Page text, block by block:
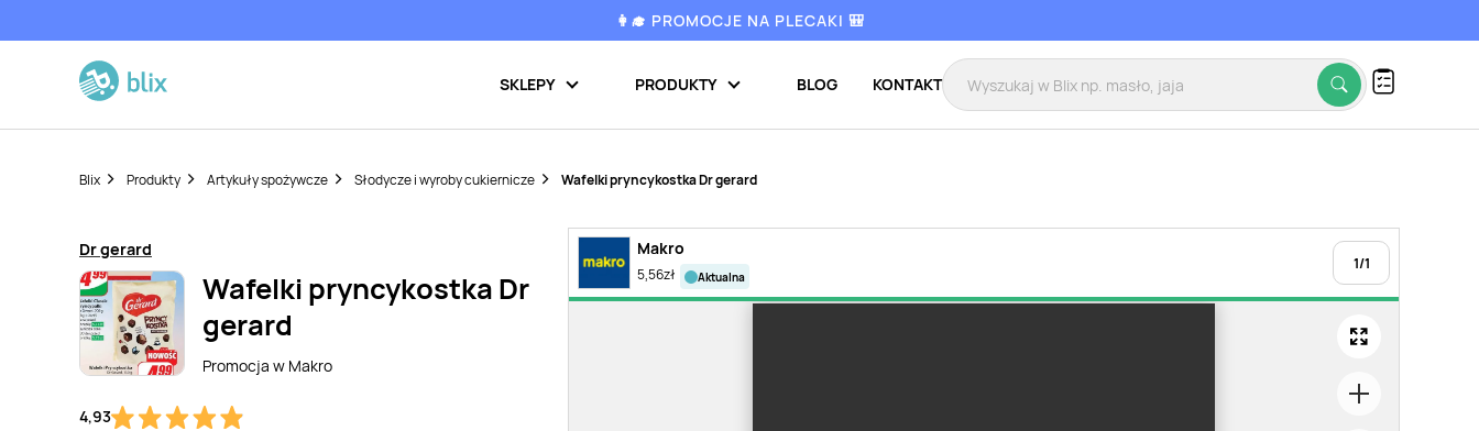
👩‍🎓 PROMOCJE NA PLECAKI 🎒
SKLEPY PRODUKTY BLOG KONTAKT
Blix Produkty Artykuły spożywcze Słodycze i wyroby cukiernicze Wafelki pryncykostka Dr gerard
Dr gerard
Wafelki pryncykostka Dr
gerard
Promocja w Makro
4,93
Makro
5,56zł aktualna
1/1